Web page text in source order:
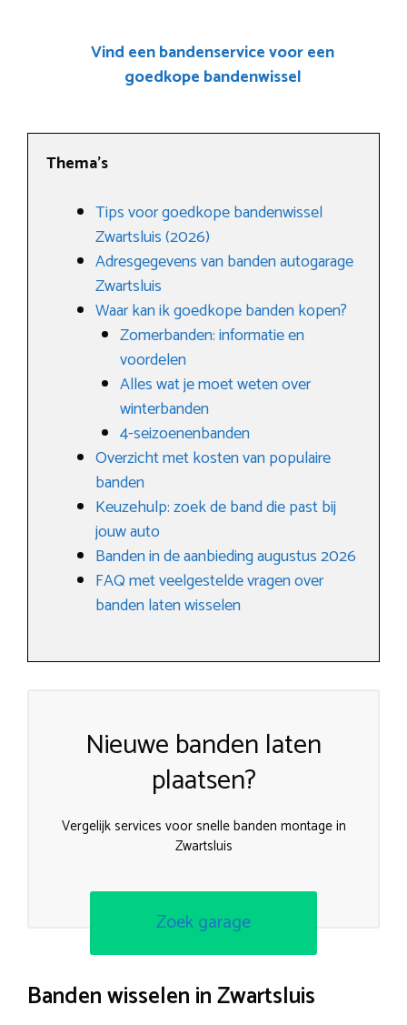
Vind een bandenservice voor een
goedkope bandenwissel
Thema’s
Tips voor goedkope bandenwissel
Zwartsluis (2026)
Adresgegevens van banden autogarage
Zwartsluis
Waar kan ik goedkope banden kopen?
Zomerbanden: informatie en
voordelen
Alles wat je moet weten over
winterbanden
4-seizoenenbanden
Overzicht met kosten van populaire
banden
Keuzehulp: zoek de band die past bij
jouw auto
Banden in de aanbieding augustus 2026
FAQ met veelgestelde vragen over
banden laten wisselen
Nieuwe banden laten
plaatsen?
Vergelijk services voor snelle banden montage in
Zwartsluis
Zoek garage
Banden wisselen in Zwartsluis